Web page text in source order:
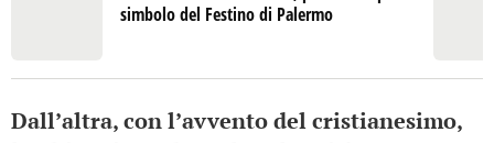
simbolo del Festino di Palermo
Dall’altra, con l’avvento del cristianesimo,